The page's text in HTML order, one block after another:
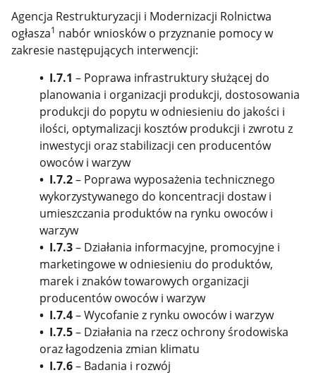
Agencja Restrukturyzacji i Modernizacji Rolnictwa
ogłasza1 nabór wniosków o przyznanie pomocy w
zakresie następujących interwencji:
• I.7.1 – Poprawa infrastruktury służącej do
planowania i organizacji produkcji, dostosowania
produkcji do popytu w odniesieniu do jakości i
ilości, optymalizacji kosztów produkcji i zwrotu z
inwestycji oraz stabilizacji cen producentów
owoców i warzyw
• I.7.2– Poprawa wyposażenia technicznego
wykorzystywanego do koncentracji dostaw i
umieszczania produktów na rynku owoców i
warzyw
• I.7.3– Działania informacyjne, promocyjne i
marketingowe w odniesieniu do produktów,
marek i znaków towarowych organizacji
producentów owoców i warzyw
• I.7.4– Wycofanie z rynku owoców i warzyw
• I.7.5– Działania na rzecz ochrony środowiska
oraz łagodzenia zmian klimatu
• I.7.6– Badania i rozwój